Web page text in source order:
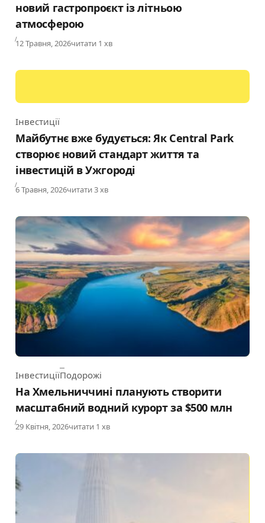
новий гастропроєкт із літньою
атмосферою
Published
12 Травня, 2026читати 1 хв
Category
Інвестиції
Майбутнє вже будується: Як Central Park
створює новий стандарт життя та
інвестицій в Ужгороді
Published
6 Травня, 2026читати 3 хв
Category
ІнвестиціїПодорожі
На Хмельниччині планують створити
масштабний водний курорт за $500 млн
Published
29 Квітня, 2026читати 1 хв